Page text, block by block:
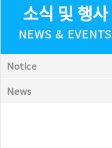
소식 및 행사
NEWS & EVENTS
Notice
News